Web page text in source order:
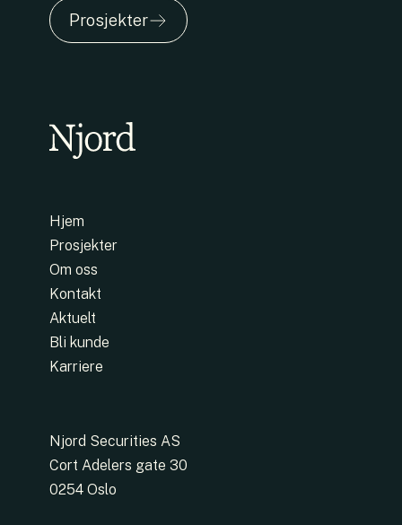
Prosjekter
Hjem
Prosjekter
Om oss
Kontakt
Aktuelt
Bli kunde
Karriere
Njord Securities AS
Cort Adelers gate 30
0254 Oslo